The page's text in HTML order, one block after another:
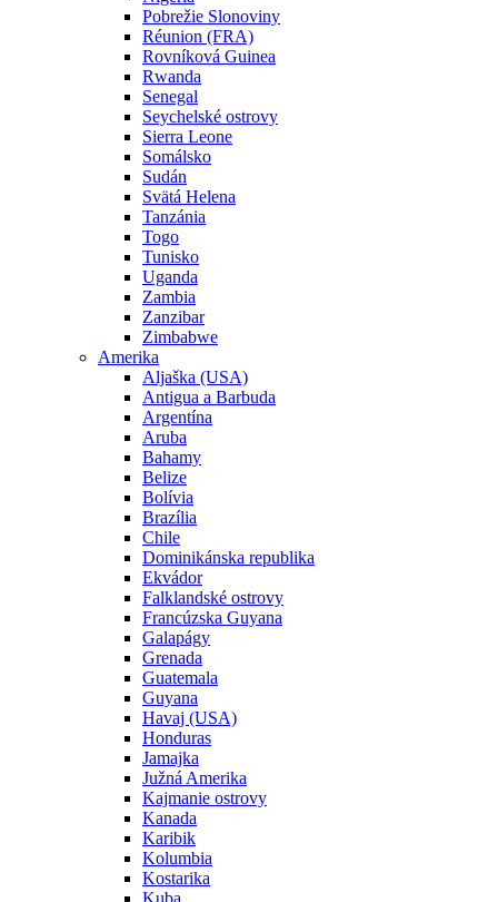
Pobrežie Slonoviny
Réunion (FRA)
Rovníková Guinea
Rwanda
Senegal
Seychelské ostrovy
Sierra Leone
Somálsko
Sudán
Svätá Helena
Tanzánia
Togo
Tunisko
Uganda
Zambia
Zanzibar
Zimbabwe
Amerika
Aljaška (USA)
Antigua a Barbuda
Argentína
Aruba
Bahamy
Belize
Bolívia
Brazília
Chile
Dominikánska republika
Ekvádor
Falklandské ostrovy
Francúzska Guyana
Galapágy
Grenada
Guatemala
Guyana
Havaj (USA)
Honduras
Jamajka
Južná Amerika
Kajmanie ostrovy
Kanada
Karibik
Kolumbia
Kostarika
Kuba